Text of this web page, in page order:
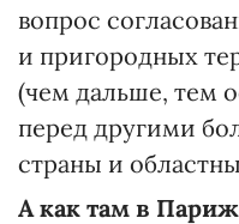
вопрос
и пригородных
(чем дальше, тем
перед другими
страны и
А как там в